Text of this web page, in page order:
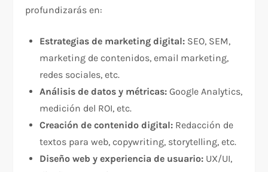
profundizarás en:
Estrategias de marketing digital: SEO, SEM,
marketing de contenidos, email marketing,
redes sociales, etc.
Análisis de datos y métricas: Google Analytics,
medición del ROI, etc.
Creación de contenido digital: Redacción de
textos para web, copywriting, storytelling, etc.
Diseño web y experiencia de usuario: UX/UI,